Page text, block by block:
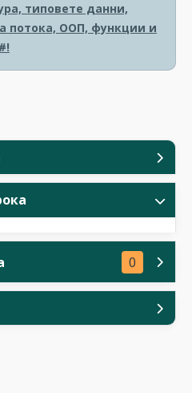
0
типовете данни,
потока, ООП, функции и